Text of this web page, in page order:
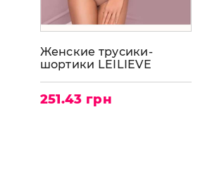
Женские трусики-
шортики LEILIEVE
251.43 грн